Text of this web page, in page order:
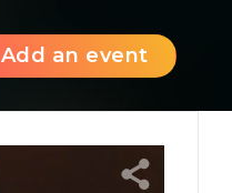
Add an event